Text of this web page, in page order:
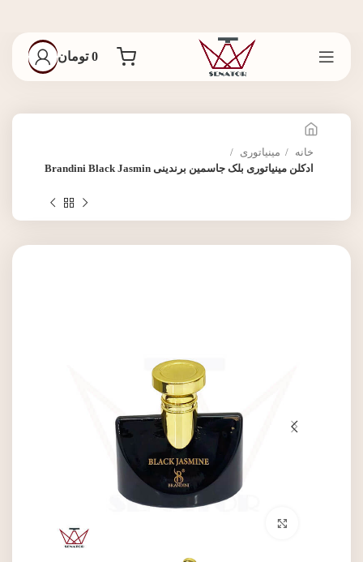
0 تومان
خانه
مینیاتوری
ادکلن مینیاتوری بلک جاسمین برندینی Brandini Black Jasmin